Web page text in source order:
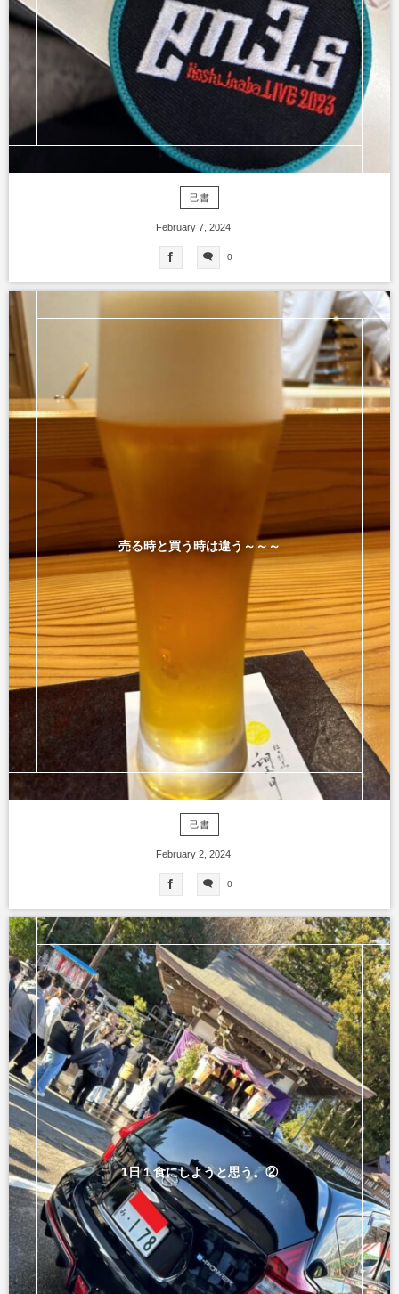
己書
February 7, 2024
0
売る時と買う時は違う～～～
己書
February 2, 2024
0
1日１食にしようと思う。②